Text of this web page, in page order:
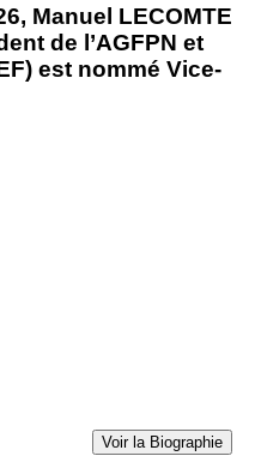
Manuel LECOMTE
de l’AGFPN et
est nommé Vice-
Voir la Biographie